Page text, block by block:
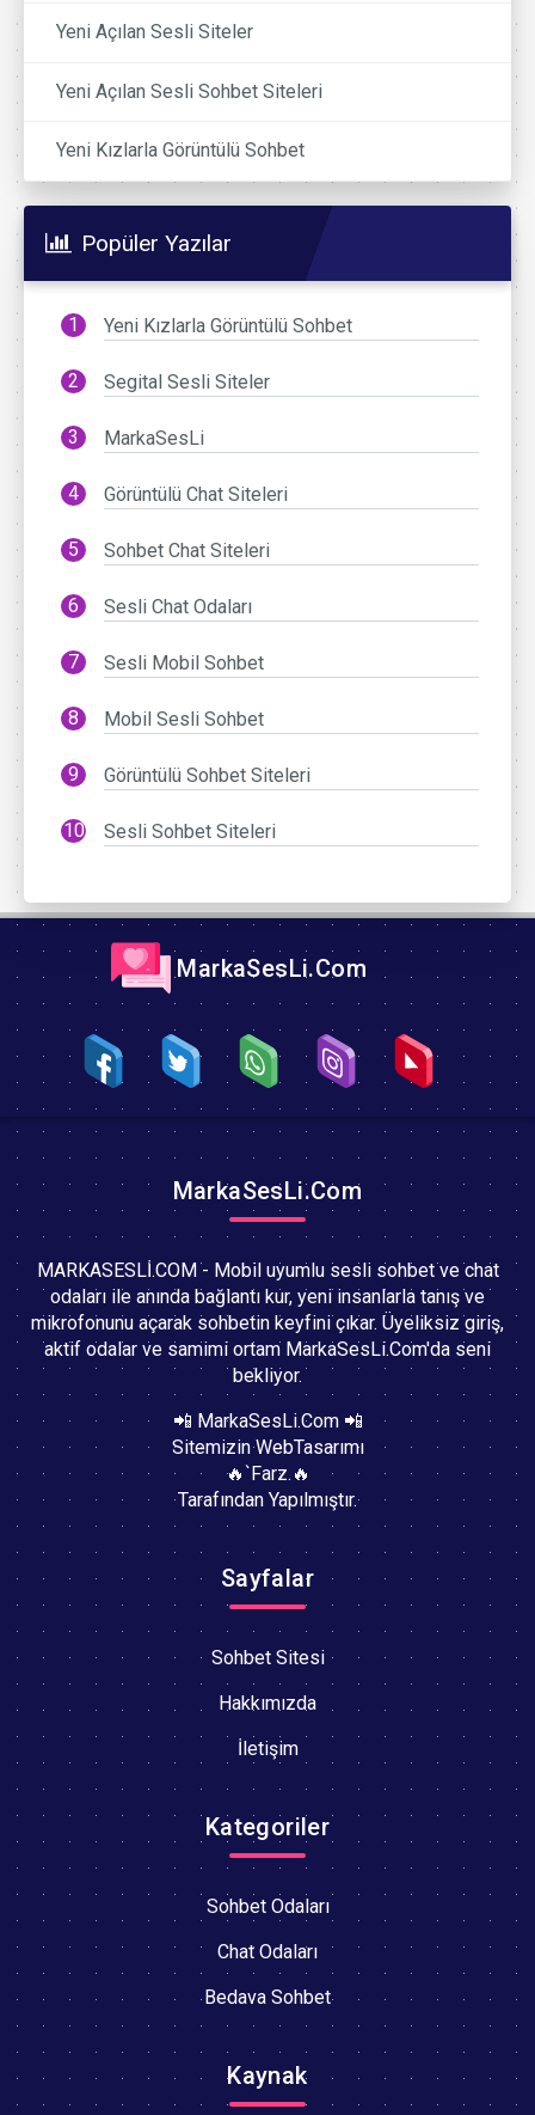
Yeni Açılan Sesli Siteler
Yeni Açılan Sesli Sohbet Siteleri
Yeni Kızlarla Görüntülü Sohbet
Popüler Yazılar
Yeni Kızlarla Görüntülü Sohbet
Segital Sesli Siteler
MarkaSesLi
Görüntülü Chat Siteleri
Sohbet Chat Siteleri
Sesli Chat Odaları
Sesli Mobil Sohbet
Mobil Sesli Sohbet
Görüntülü Sohbet Siteleri
Sesli Sohbet Siteleri
MarkaSesLi.Com
MarkaSesLi.Com
MARKASESLİ.COM - Mobil uyumlu sesli sohbet ve chat
odaları ile anında bağlantı kur, yeni insanlarla tanış ve
mikrofonunu açarak sohbetin keyfini çıkar. Üyeliksiz giriş,
aktif odalar ve samimi ortam MarkaSesLi.Com'da seni
bekliyor.
📲 MarkaSesLi.Com 📲
Sitemizin WebTasarımı
🔥`Farz.🔥
Tarafından Yapılmıştır.
Sayfalar
Sohbet Sitesi
Hakkımızda
İletişim
Kategoriler
Sohbet Odaları
Chat Odaları
Bedava Sohbet
Kaynak